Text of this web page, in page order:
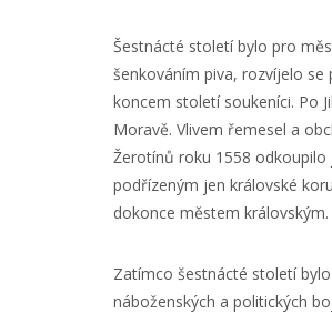
Šestnácté století bylo pro
šenkováním piva, rozvíjelo
koncem století soukeníci. Po
Moravě. Vlivem řemesel a
Žerotínů roku 1558 odkoupilo
podřízeným jen královské
dokonce městem královským.
Zatímco šestnácté století
náboženských a politických